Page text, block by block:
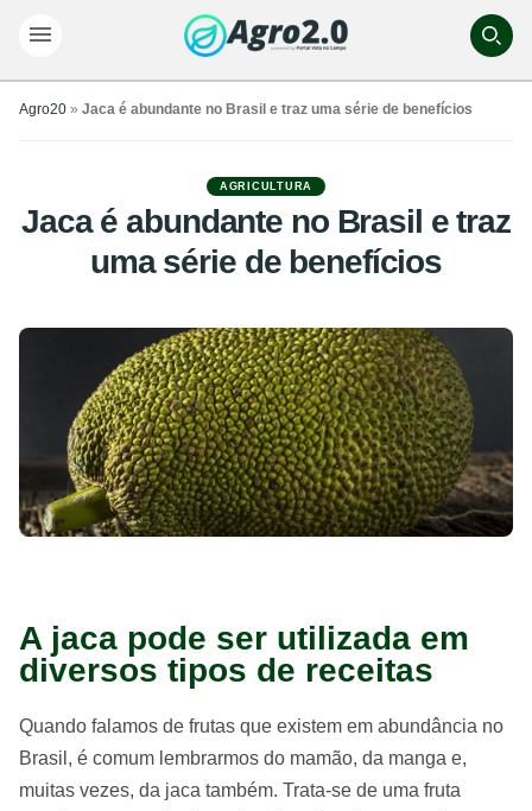
Agro20 » Jaca é abundante no Brasil e traz uma série de benefícios
AGRICULTURA
Jaca é abundante no Brasil e traz
uma série de benefícios
A jaca pode ser utilizada em
diversos tipos de receitas
Quando falamos de frutas que existem em abundância no
Brasil, é comum lembrarmos do mamão, da manga e,
muitas vezes, da jaca também. Trata-se de uma fruta